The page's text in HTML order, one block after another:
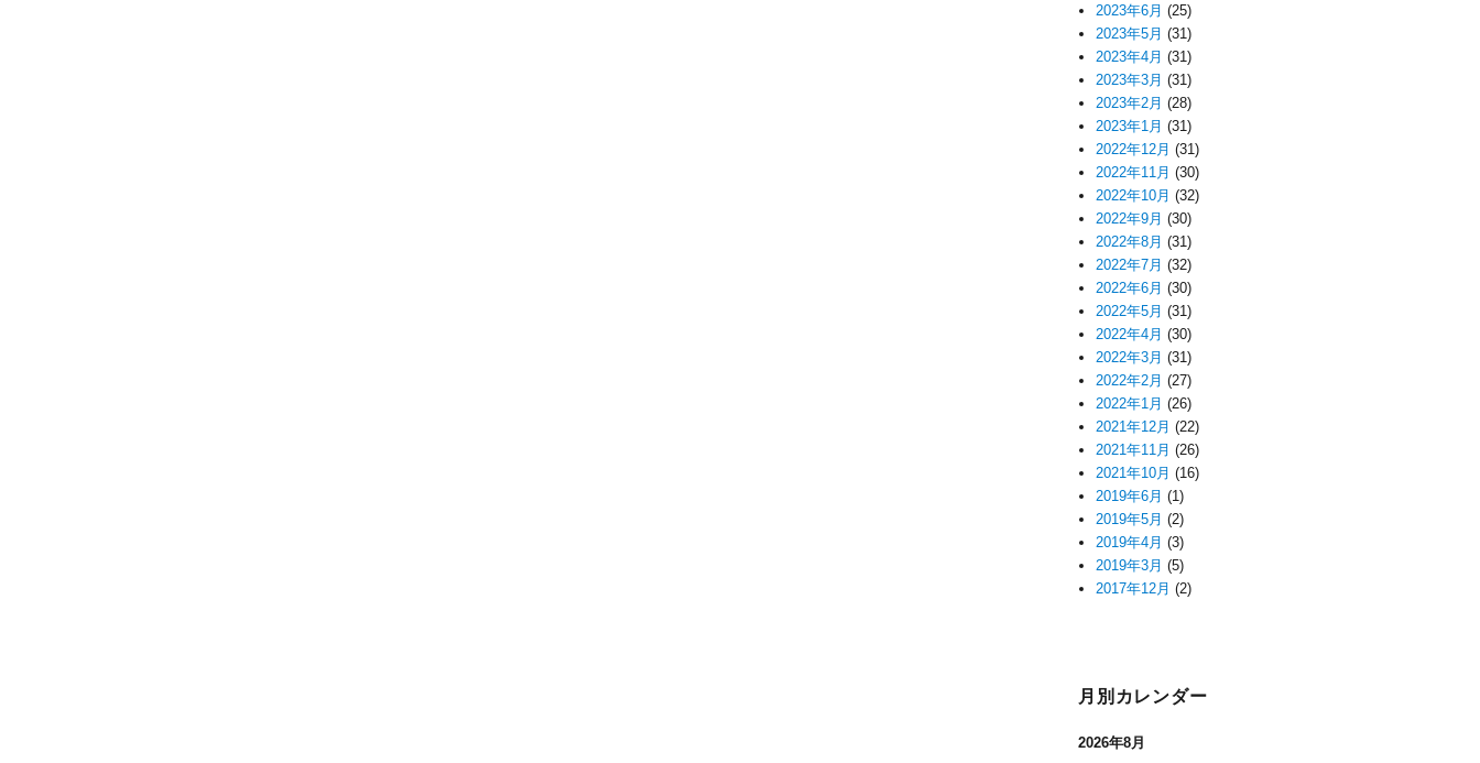
2023年6月 (25)
2023年5月 (31)
2023年4月 (31)
2023年3月 (31)
2023年2月 (28)
2023年1月 (31)
2022年12月 (31)
2022年11月 (30)
2022年10月 (32)
2022年9月 (30)
2022年8月 (31)
2022年7月 (32)
2022年6月 (30)
2022年5月 (31)
2022年4月 (30)
2022年3月 (31)
2022年2月 (27)
2022年1月 (26)
2021年12月 (22)
2021年11月 (26)
2021年10月 (16)
2019年6月 (1)
2019年5月 (2)
2019年4月 (3)
2019年3月 (5)
2017年12月 (2)
月別カレンダー
2026年8月